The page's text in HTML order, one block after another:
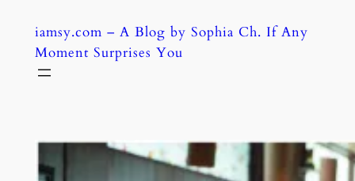
content
iamsy.com – A Blog by Sophia Ch. If Any
Moment Surprises You